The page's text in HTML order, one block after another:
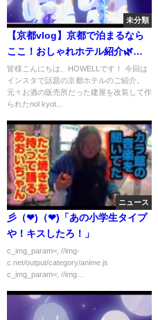
未分類
【京都vlog】京都で泊まるなら
ここ！おしゃれホテル紹介🌿｜
京都カフェ巡りvlog 京都ラン
チ・パン屋
皆様こんにちは、HOWELLです！ 今回は
インスタで話題の京都ホテルのご紹介。
元々お酒の販売所だった建屋を改装して作
られたnol kyot...
ニュース
彡（❤)（❤)「あの小学生タイプ
や！キスしたろ！」
c_img_param=; //img-
c.net/output/category/anime.js
c_img_param=; //img...